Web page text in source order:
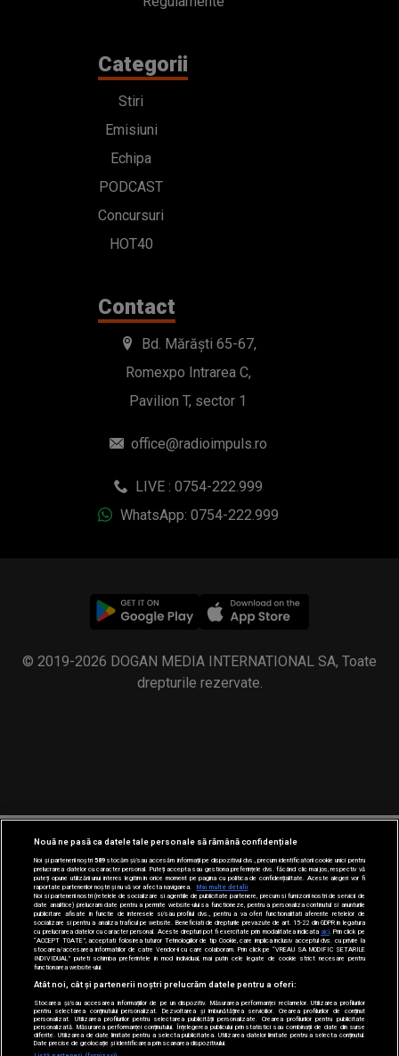
Categorii
Stiri
Emisiuni
Echipa
PODCAST
Concursuri
HOT40
Contact
Bd. Mărăști 65-67,
Romexpo Intrarea C,
Pavilion T, sector 1
office@radioimpuls.ro
LIVE : 0754-222.999
WhatsApp: 0754-222.999
© 2019-2026 DOGAN MEDIA INTERNATIONAL SA, Toate
drepturile rezervate.
Nouă ne pasă ca datele tale personale să rămână confidențiale
Noi și partenerii noștri589stocăm și/sau accesăm informații pe dispozitivul dvs., precum identificatorii cookie unici pentru
prelucrarea datelor cu caracter personal. Puteți accepta sau gestiona preferințele dvs. făcând clic mai jos, respectiv vă
puteți opune utilizării unui interes legitim în orice moment pe pagina cu politica de confidențialitate. Aceste alegeri vor fi
raportate partenerilor noștri și nu vă vor afecta navigarea.
Mai multe detalii
Noi si partenerii nostri (retelele de socializare si agentiile de publicitate partenere, precum si furnizorii nostri de servicii de
date analitice) prelucram date pentru a permite website-ului sa functioneze, pentru a personaliza continutul si anunturile
publicitare afisate in functie de interesele si/sau profilul dvs., pentru a va oferi functionalitati aferente retelelor de
socializare si pentru a analiza traficul pe website. Beneficiati de drepturile prevazute de art. 15-22 din GDPR in legatura
cu prelucrarea datelor cu caracter personal. Aceste drepturi pot fi exercitate prin modalitatea indicataaici . Prin click pe
“ACCEPT TOATE”, acceptati folosirea tuturor Tehnologiilor de tip Cookie, care implica inclusiv acceptul dvs. cu privire la
stocarea/accesarea informatiilor de catre Vendor-ii cu care colaboram. Prin click pe “VREAU SA MODIFIC SETARILE
INDIVIDUAL” puteti schimba preferintele in mod individual, mai putin cele legate de cookie strict necesare pentru
functionarea website-ului.
Atât noi, cât și partenerii noștri prelucrăm datele pentru a oferi:
Stocarea și/sau accesarea informațiilor de pe un dispozitiv. Măsurarea performanței reclamelor. Utilizarea profilurilor
pentru selectarea conținutului personalizat. Dezvoltarea și îmbunătățirea serviciilor. Crearea profilurilor de conținut
personalizat. Utilizarea profilurilor pentru selectarea publicității personalizate. Crearea profilurilor pentru publicitate
personalizată. Măsurarea performanței conținutului. Înțelegerea publicului prin statistici sau combinații de date din surse
diferite. Utilizarea de date limitate pentru a selecta publicitatea. Utilizarea datelor limitate pentru a selecta conținutul.
Date precise de geolocație și identificarea prin scanarea dispozitivului.